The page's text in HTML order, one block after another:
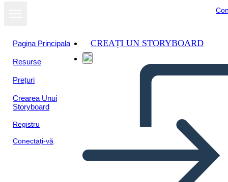
Pagina Principala
Resurse
Prețuri
Crearea Unui
Storyboard
Registru
Conectați-vă
CREAȚI UN STORYBOARD